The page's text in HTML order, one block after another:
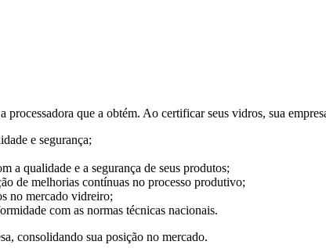
que a obtém. Ao certificar seus vidros, sua
e segurança;
a qualidade e a segurança de seus produtos;
de melhorias contínuas no processo produtivo;
no mercado vidreiro;
com as normas técnicas nacionais.
consolidando sua posição no mercado.